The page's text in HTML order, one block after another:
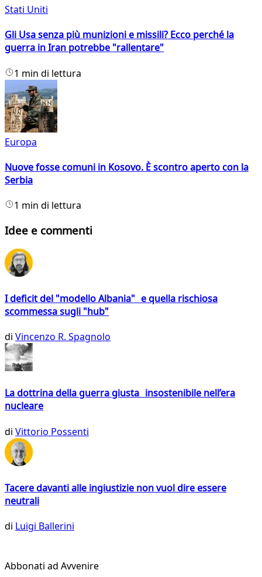
Stati Uniti
Gli Usa senza più munizioni e missili? Ecco perché la
guerra in Iran potrebbe "rallentare"
1 min di lettura
Europa
Nuove fosse comuni in Kosovo. È scontro aperto con la
Serbia
1 min di lettura
Idee e commenti
I deficit del "modello Albania" e quella rischiosa
scommessa sugli "hub"
di Vincenzo R. Spagnolo
La dottrina della guerra giusta insostenibile nell’era
nucleare
di Vittorio Possenti
Tacere davanti alle ingiustizie non vuol dire essere
neutrali
di Luigi Ballerini
Abbonati ad Avvenire